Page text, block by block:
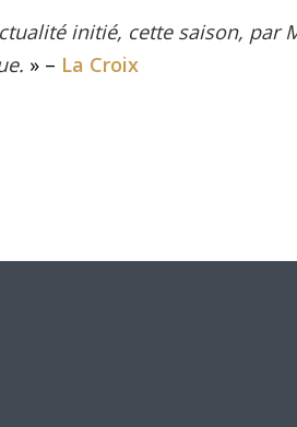
initié, cette saison, par
» – La Croix